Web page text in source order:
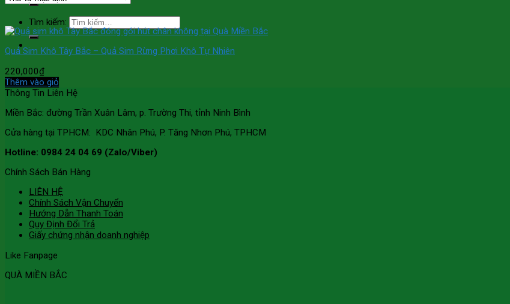
Tìm kiếm:
Quả Sim Khô Tây Bắc – Quả Sim Rừng Phơi Khô Tự Nhiên
220,000₫
Thêm vào giỏ
Thông Tin Liên Hệ
Miền Bắc: đường Trần Xuân Lâm, p. Trường Thi, tỉnh Ninh Bình
Cửa hàng tại TPHCM: KDC Nhân Phú, P. Tăng Nhơn Phú, TPHCM
Hotline: 0984 24 04 69 (Zalo/Viber)
Chính Sách Bán Hàng
LIÊN HỆ
Chính Sách Vận Chuyển
Hướng Dẫn Thanh Toán
Quy Định Đổi Trả
Giấy chứng nhận doanh nghiệp
Like Fanpage
QUÀ MIỀN BẮC